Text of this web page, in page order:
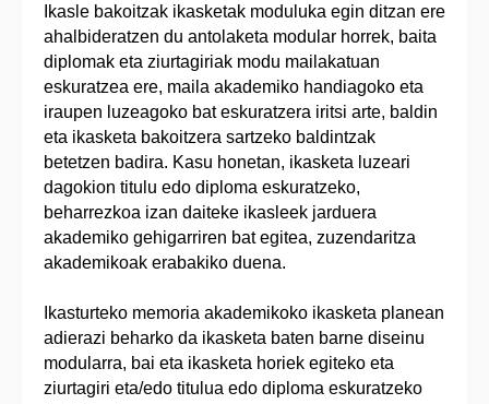
Ikasle bakoitzak ikasketak moduluka egin ditzan ere
ahalbideratzen du antolaketa modular horrek, baita
diplomak eta ziurtagiriak modu mailakatuan
eskuratzea ere, maila akademiko handiagoko eta
iraupen luzeagoko bat eskuratzera iritsi arte, baldin
eta ikasketa bakoitzera sartzeko baldintzak
betetzen badira. Kasu honetan, ikasketa luzeari
dagokion titulu edo diploma eskuratzeko,
beharrezkoa izan daiteke ikasleek jarduera
akademiko gehigarriren bat egitea, zuzendaritza
akademikoak erabakiko duena.
Ikasturteko memoria akademikoko ikasketa planean
adierazi beharko da ikasketa baten barne diseinu
modularra, bai eta ikasketa horiek egiteko eta
ziurtagiri eta/edo titulua edo diploma eskuratzeko